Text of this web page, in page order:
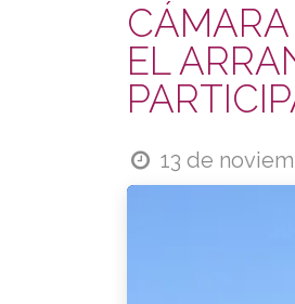
EL
13 de